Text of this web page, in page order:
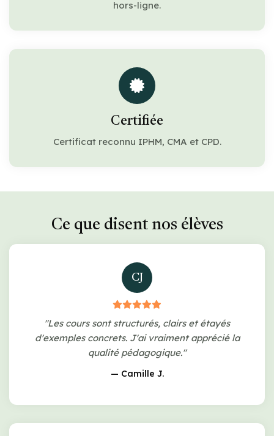
hors-ligne.
Certifiée
Certificat reconnu IPHM, CMA et CPD.
Ce que disent nos élèves
CJ
"Les cours sont structurés, clairs et étayés
d'exemples concrets. J'ai vraiment apprécié la
qualité pédagogique."
— Camille J.